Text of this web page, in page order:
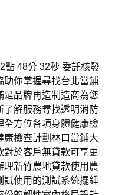
點 48分 32秒 委託核發
助你掌握尋找台北當鋪
足品牌再造制造商為您
了解服務尋找透明消防
全方位各項身體健康檢
康檢查計劃林口當鋪大
對於客戶無貸款可享更
理新竹農地貸款使用農
試使用的測試系統擺錘